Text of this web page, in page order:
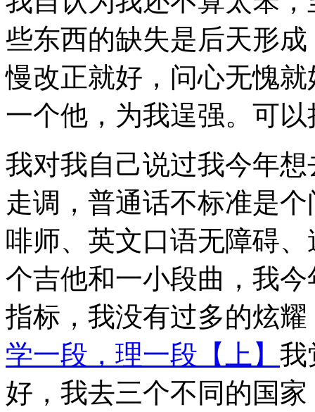
些东西的缺失是后天形
慢改正就好，问心无愧
一个他，为我逞强。可
我对我自己说过我今年
走调，普通话不标准是
啡师、英文口语无障碍
个吉他和一小段曲，我
指标，我没有过多的炫
学一段，理一段【上】 我
好，我去三个不同的国